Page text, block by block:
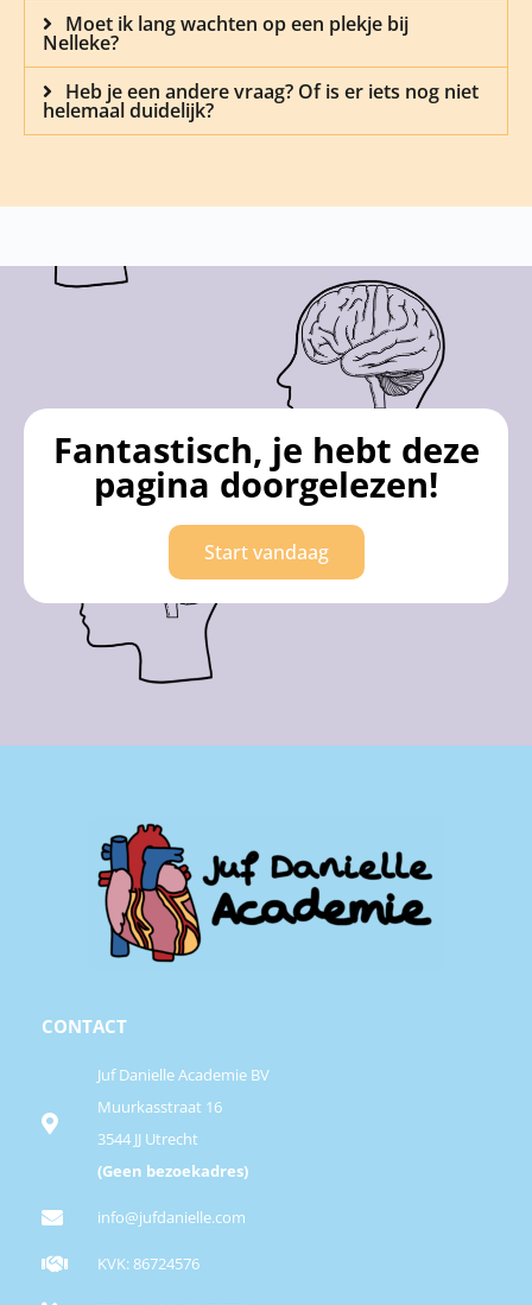
Moet ik lang wachten op een plekje bij
Nelleke?
Heb je een andere vraag? Of is er iets nog niet
helemaal duidelijk?
Fantastisch, je hebt deze
pagina doorgelezen!
Start vandaag
CONTACT
Juf Danielle Academie BV
Muurkasstraat 16
3544 JJ Utrecht
(Geen bezoekadres)
info@jufdanielle.com
KVK: 86724576